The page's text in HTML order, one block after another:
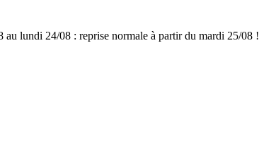
lundi 24/08 : reprise normale à partir du mardi 25/08 !